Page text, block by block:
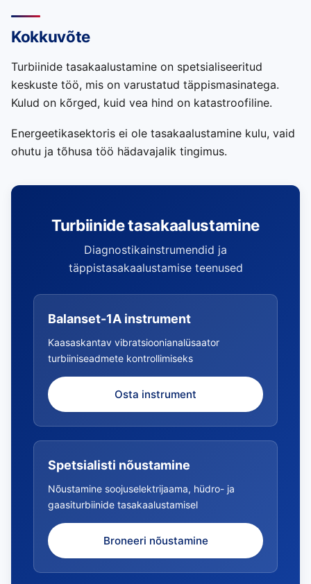
Kokkuvõte
Turbiinide tasakaalustamine on spetsialiseeritud
keskuste töö, mis on varustatud täppismasinatega.
Kulud on kõrged, kuid vea hind on katastroofiline.
Energeetikasektoris ei ole tasakaalustamine kulu, vaid
ohutu ja tõhusa töö hädavajalik tingimus.
Turbiinide tasakaalustamine
Diagnostikainstrumendid ja
täppistasakaalustamise teenused
Balanset-1A instrument
Kaasaskantav vibratsioonianalüsaator
turbiiniseadmete kontrollimiseks
Osta instrument
Spetsialisti nõustamine
Nõustamine soojuselektrijaama, hüdro- ja
gaasiturbiinide tasakaalustamisel
Broneeri nõustamine